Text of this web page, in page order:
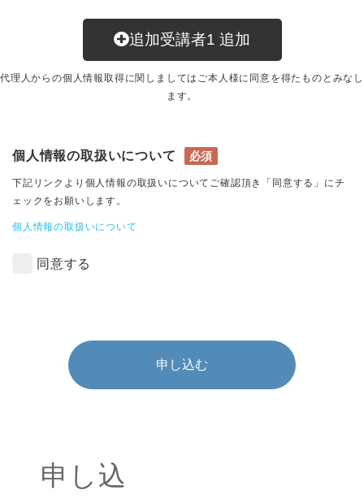
追加受講者1 追加
代理人からの個人情報取得に関しましてはご本人様に同意を得たものとみなし
ます。
個人情報の取扱いについて 必須
下記リンクより個人情報の取扱いについてご確認頂き「同意する」にチ
ェックをお願いします。
個人情報の取扱いについて
同意する
申し込む
申し込